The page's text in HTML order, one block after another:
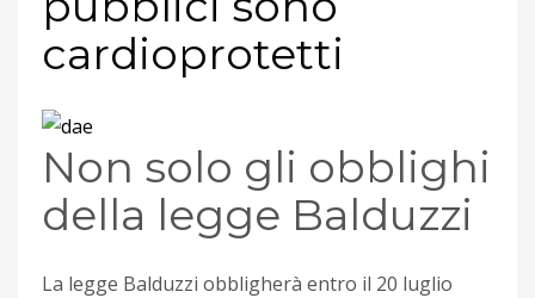
cardioprotetti
Non solo gli obblighi
della legge Balduzzi
La legge Balduzzi obbligherà entro il 20 luglio